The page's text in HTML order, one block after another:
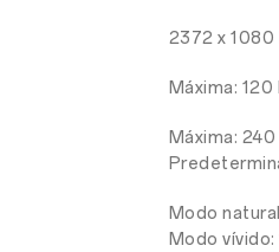
2372 x 1080
Máxima:
Máxima: 240
Modo
Modo